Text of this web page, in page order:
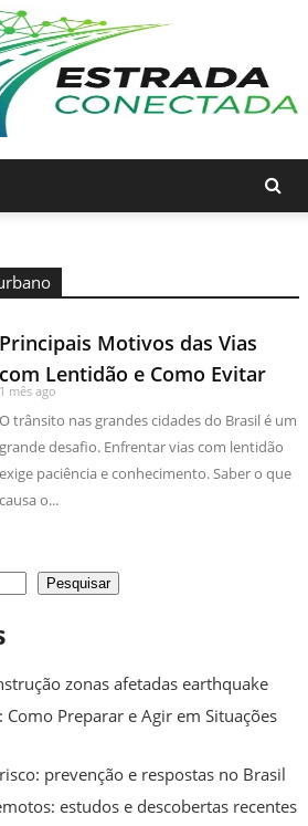
Principais Motivos das Vias
com Lentidão e Como Evitar
1 mês ago
O trânsito nas grandes cidades do Brasil é um
grande desafio. Enfrentar vias com lentidão
exige paciência e conhecimento. Saber o que
causa o...
Pesquisar
zonas afetadas earthquake
Preparar e Agir em Situações
prevenção e respostas no Brasil
estudos e descobertas recentes